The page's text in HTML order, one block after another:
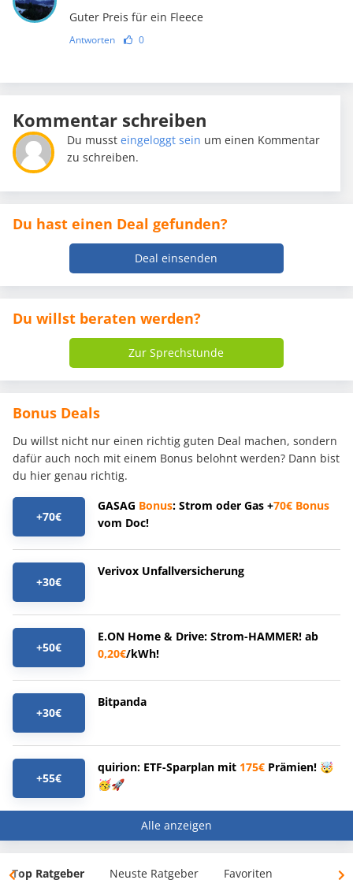
Guter Preis für ein Fleece
Antworten 0
Kommentar schreiben
Du mussteingeloggt sein um einen Kommentar
zu schreiben.
Du hast einen Deal gefunden?
Deal einsenden
Du willst beraten werden?
Zur Sprechstunde
Bonus Deals
Du willst nicht nur einen richtig guten Deal machen, sondern
dafür auch noch mit einem Bonus belohnt werden? Dann bist
du hier genau richtig.
+70€
GASAG Bonus: Strom oder Gas +70€ Bonus
vom Doc!
+30€
Verivox Unfallversicherung
+50€
E.ON Home & Drive: Strom-HAMMER! ab
0,20€/kWh!
+30€
Bitpanda
+55€
quirion: ETF-Sparplan mit 175€ Prämien! 🤯
🥳🚀
Alle anzeigen
Top Ratgeber Neuste Ratgeber Favoriten